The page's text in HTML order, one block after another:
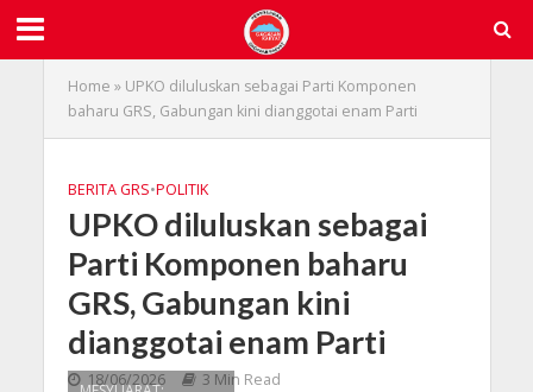
Home » UPKO diluluskan sebagai Parti Komponen
baharu GRS, Gabungan kini dianggotai enam Parti
BERITA GRS•POLITIK
UPKO diluluskan sebagai
Parti Komponen baharu
GRS, Gabungan kini
dianggotai enam Parti
18/06/2026 3 Min Read